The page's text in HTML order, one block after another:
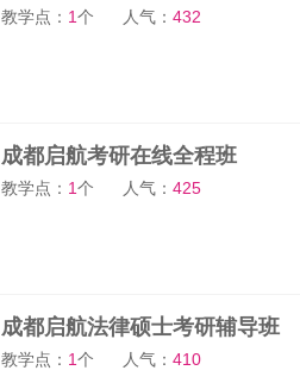
教学点： 1个 人气：432
成都启航考研在线全程班
教学点： 1个 人气：425
成都启航法律硕士考研辅导班
教学点： 1个 人气：410